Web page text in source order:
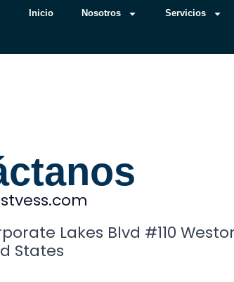
Inicio Nosotros Servicios
Lakes Blvd #110
States